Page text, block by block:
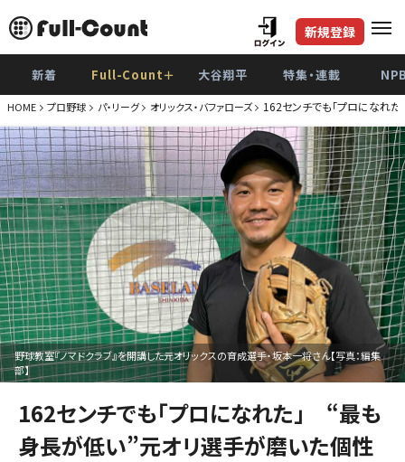
新規登録
新着 Full-Count＋ 大谷翔平 特集・連載
HOME プロ野球 パ・リーグ オリックス・バファローズ 162センチでも「プロになれ
野球教室『ノマドクラブ』を開講した元オリックスの育成選手・坂本一将さん【写真：編集
部】
162センチでも「プロになれた」 “最も
身長が低い”元オリ選手が磨いた個性